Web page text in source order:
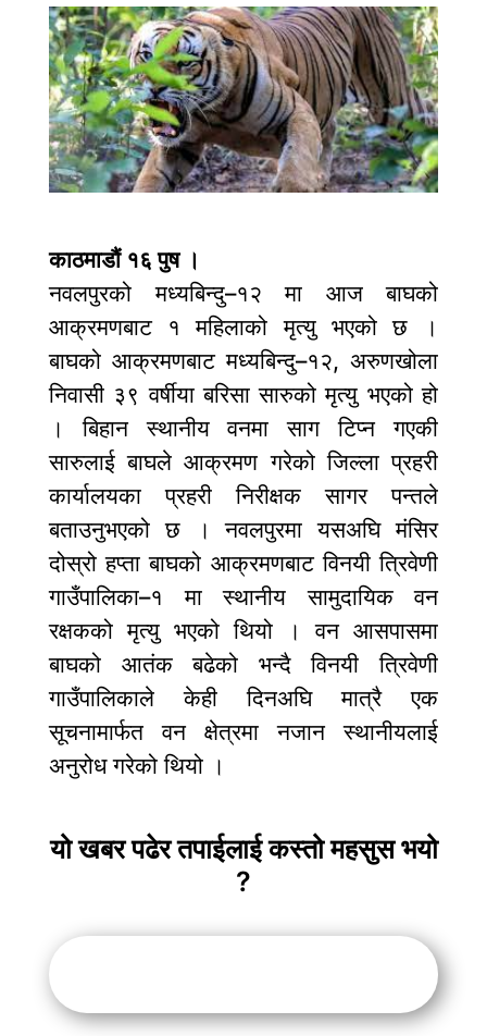
काठमाडौं १६ पुष ।
नवलपुरको मध्यबिन्दु–१२ मा आज बाघको
आक्रमणबाट १ महिलाको मृत्यु भएको छ ।
बाघको आक्रमणबाट मध्यबिन्दु–१२, अरुणखोला
निवासी ३९ वर्षीया बरिसा सारुको मृत्यु भएको हो
। बिहान स्थानीय वनमा साग टिप्न गएकी
सारुलाई बाघले आक्रमण गरेको जिल्ला प्रहरी
कार्यालयका प्रहरी निरीक्षक सागर पन्तले
बताउनुभएको छ । नवलपुरमा यसअघि मंसिर
दोस्रो हप्ता बाघको आक्रमणबाट विनयी त्रिवेणी
गाउँपालिका–१ मा स्थानीय सामुदायिक वन
रक्षकको मृत्यु भएको थियो । वन आसपासमा
बाघको आतंक बढेको भन्दै विनयी त्रिवेणी
गाउँपालिकाले केही दिनअघि मात्रै एक
सूचनामार्फत वन क्षेत्रमा नजान स्थानीयलाई
अनुरोध गरेको थियो ।
यो खबर पढेर तपाईलाई कस्तो महसुस भयो
?